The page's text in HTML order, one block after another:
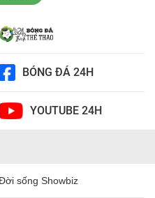
BÓNG ĐÁ 24H
YOUTUBE 24H
sống Showbiz